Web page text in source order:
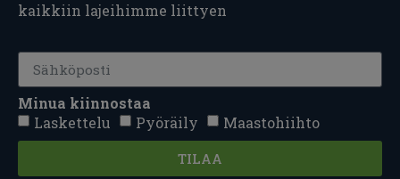
kaikkiin lajeihimme liittyen
Minua kiinnostaa
Laskettelu
Pyöräily Maastohiihto
TILAA